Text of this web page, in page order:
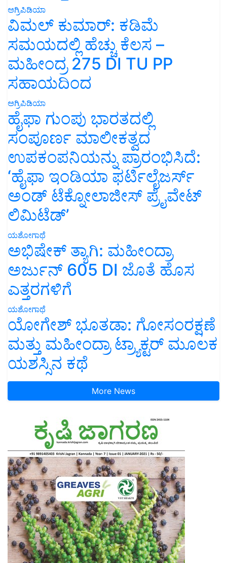
ಅಗ್ರಿಪಿಡಿಯಾ
ವಿಮಲ್ ಕುಮಾರ್: ಕಡಿಮೆ
ಸಮಯದಲ್ಲಿ ಹೆಚ್ಚು ಕೆಲಸ –
ಮಹೀಂದ್ರ 275 DI TU PP
ಸಹಾಯದಿಂದ
ಅಗ್ರಿಪಿಡಿಯಾ
ಹೈಫಾ ಗುಂಪು ಭಾರತದಲ್ಲಿ
ಸಂಪೂರ್ಣ ಮಾಲೀಕತ್ವದ
ಉಪಕಂಪನಿಯನ್ನು ಪ್ರಾರಂಭಿಸಿದೆ:
‘ಹೈಫಾ ಇಂಡಿಯಾ ಫರ್ಟಿಲೈಜರ್ಸ್
ಅಂಡ್ ಟೆಕ್ನೋಲಾಜೀಸ್ ಪ್ರೈವೇಟ್
ಲಿಮಿಟೆಡ್’
ಯಶೋಗಾಥೆ
ಅಭಿಷೇಕ್ ತ್ಯಾಗಿ: ಮಹೀಂದ್ರಾ
ಅರ್ಜುನ್ 605 DI ಜೊತೆ ಹೊಸ
ಎತ್ತರಗಳಿಗೆ
ಯಶೋಗಾಥೆ
ಯೋಗೇಶ್ ಭೂತಡಾ: ಗೋಸಂರಕ್ಷಣೆ
ಮತ್ತು ಮಹೀಂದ್ರಾ ಟ್ರ್ಯಾಕ್ಟರ್ ಮೂಲಕ
ಯಶಸ್ಸಿನ ಕಥೆ
More News